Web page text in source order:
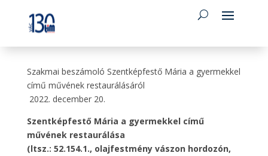
Szakmai beszámoló Szentképfestő Mária a gyermekkel
című művének restaurálásáról
2022. december 20.
Szentképfestő Mária a gyermekkel című
művének restaurálása
(ltsz.: 52.154.1., olajfestmény vászon hordozón,